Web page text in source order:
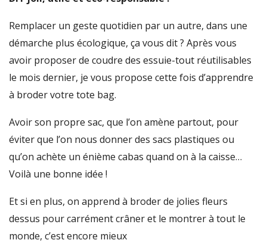
Remplacer un geste quotidien par un autre, dans une
démarche plus écologique, ça vous dit ? Après vous
avoir proposer de coudre des essuie-tout réutilisables
le mois dernier, je vous propose cette fois d’apprendre
à broder votre tote bag.
Avoir son propre sac, que l’on amène partout, pour
éviter que l’on nous donner des sacs plastiques ou
qu’on achète un énième cabas quand on à la caisse…
Voilà une bonne idée !
Et si en plus, on apprend à broder de jolies fleurs
dessus pour carrément crâner et le montrer à tout le
monde, c’est encore mieux